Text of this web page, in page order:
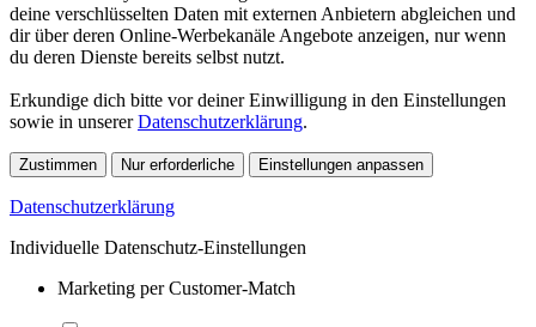
deine verschlüsselten Daten mit externen Anbietern abgleichen und
dir über deren Online-Werbekanäle Angebote anzeigen, nur wenn
du deren Dienste bereits selbst nutzt.
Erkundige dich bitte vor deiner Einwilligung in den Einstellungen
sowie in unsererDatenschutzerklärung.
Zustimmen Nur erforderliche Einstellungen anpassen
Datenschutzerklärung
Individuelle Datenschutz-Einstellungen
Marketing per Customer-Match